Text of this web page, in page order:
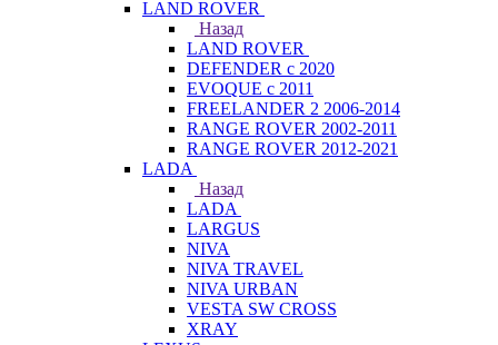
LAND ROVER
Назад
LAND ROVER
DEFENDER с 2020
EVOQUE с 2011
FREELANDER 2 2006-2014
RANGE ROVER 2002-2011
RANGE ROVER 2012-2021
LADA
Назад
LADA
LARGUS
NIVA
NIVA TRAVEL
NIVA URBAN
VESTA SW CROSS
XRAY